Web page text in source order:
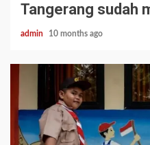
Tangerang sudah
admin 10 months ago